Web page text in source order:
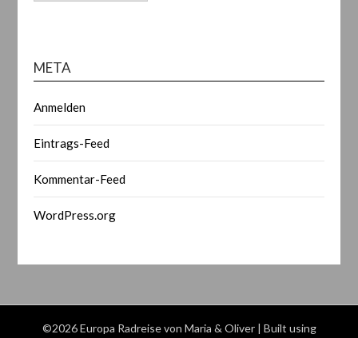
META
Anmelden
Eintrags-Feed
Kommentar-Feed
WordPress.org
©2026 Europa Radreise von Maria & Oliver | Built using